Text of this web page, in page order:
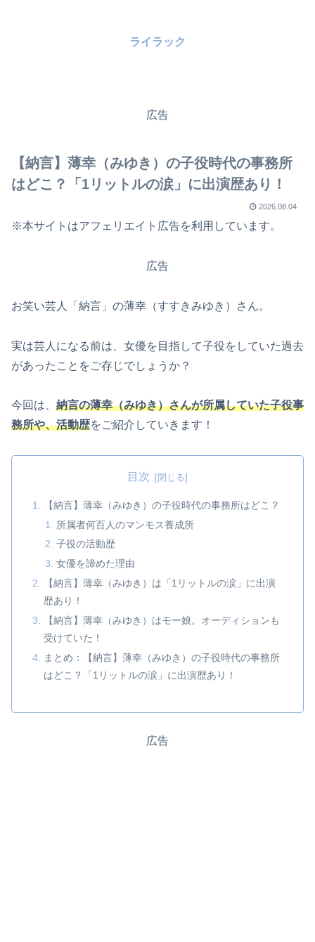
ライラック
広告
【納言】薄幸（みゆき）の子役時代の事務所
はどこ？「1リットルの涙」に出演歴あり！
2026.08.04
※本サイトはアフェリエイト広告を利用しています。
広告
お笑い芸人「納言」の薄幸（すすきみゆき）さん。
実は芸人になる前は、女優を目指して子役をしていた過去
があったことをご存じでしょうか？
今回は、 納言の薄幸（みゆき）さんが所属していた子役事
務所や、活動歴をご紹介していきます！
目次
【納言】薄幸（みゆき）の子役時代の事務所はどこ？
所属者何百人のマンモス養成所
子役の活動歴
女優を諦めた理由
【納言】薄幸（みゆき）は「1リットルの涙」に出演
歴あり！
【納言】薄幸（みゆき）はモー娘。オーディションも
受けていた！
まとめ：【納言】薄幸（みゆき）の子役時代の事務所
はどこ？「1リットルの涙」に出演歴あり！
広告